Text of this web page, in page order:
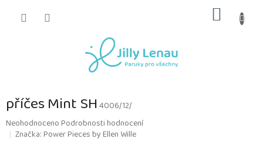
KOŠÍK
příčes Mint SH4006/12/
Průměrné
hodnocení
NeohodnocenoPodrobnosti hodnocení
Značka:Power Pieces by Ellen Wille